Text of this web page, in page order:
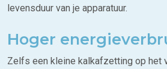
levensduur van je apparatuur.
Hoger
Zelfs een kleine kalkafzetting op het